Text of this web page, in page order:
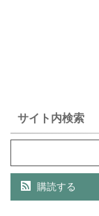
サイト内検索
購読する